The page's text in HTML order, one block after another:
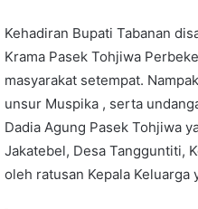
Kehadiran Bupati Tabanan
Krama Pasek Tohjiwa
masyarakat setempat.
unsur Muspika , serta
Dadia Agung Pasek Tohjiwa
Jakatebel, Desa Tangguntiti,
oleh ratusan Kepala